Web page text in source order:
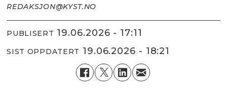
REDAKSJON@KYST.NO
PUBLISERT 19.06.2026 - 17:11
SIST OPPDATERT 19.06.2026 - 18:21